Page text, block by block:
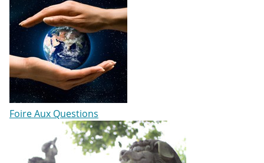
Foire Aux Questions